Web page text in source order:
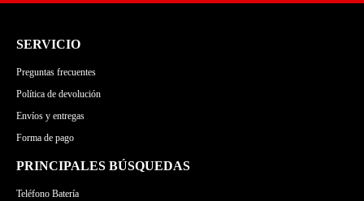
SERVICIO
Preguntas frecuentes
Política de devolución
Envíos y entregas
Forma de pago
PRINCIPALES BÚSQUEDAS
Teléfono Batería